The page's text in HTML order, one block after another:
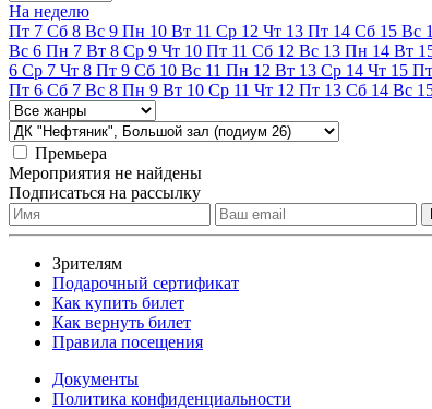
На неделю
Пт 7 Сб 8 Вс 9 Пн 10 Вт 11 Ср 12 Чт 13 Пт 14 Сб 15 Вс
Вс 6 Пн 7 Вт 8 Ср 9 Чт 10 Пт 11 Сб 12 Вс 13 Пн 14 Вт
6 Ср 7 Чт 8 Пт 9 Сб 10 Вс 11 Пн 12 Вт 13 Ср 14 Чт 15 Пт
Пт 6 Сб 7 Вс 8 Пн 9 Вт 10 Ср 11 Чт 12 Пт 13 Сб 14 Вс
Премьера
Мероприятия не найдены
Подписаться на рассылку
Зрителям
Подарочный сертификат
Как купить билет
Как вернуть билет
Правила посещения
Документы
Политика конфиденциальности